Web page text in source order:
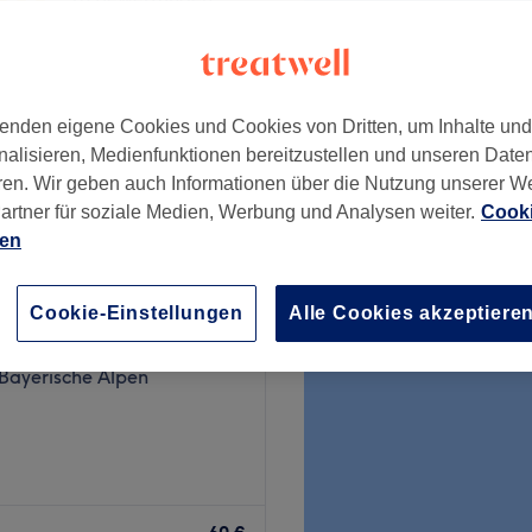
ab 31,20 €
Spare bis zu 20%
um strahlende Haut und
moderne Beauty-
& Luxury Nails
7 Bewertungen
Alpen
eigene Cookies und Cookies von Dritten, um Inhalte
Medienfunktionen bereitzustellen und unseren
Wir geben auch Informationen über die Nutzung unserer
für soziale Medien, Werbung und Analysen weiter.
Cookie-Einstellungen Alle Cookies akzeptieren